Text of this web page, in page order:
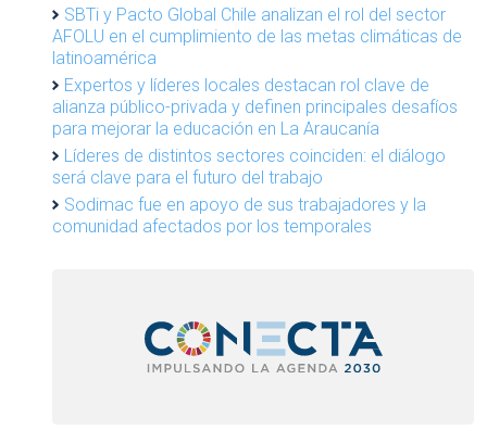
SBTi y Pacto Global Chile analizan el rol del sector
AFOLU en el cumplimiento de las metas climáticas de
latinoamérica
Expertos y líderes locales destacan rol clave de
alianza público-privada y definen principales desafíos
para mejorar la educación en La Araucanía
Líderes de distintos sectores coinciden: el diálogo
será clave para el futuro del trabajo
Sodimac fue en apoyo de sus trabajadores y la
comunidad afectados por los temporales